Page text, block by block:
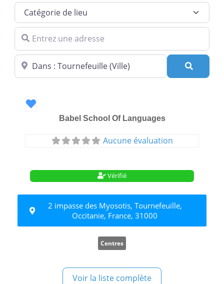
Catégorie de lieu
Entrez une adresse
Dans quelle ville ?
Favori
Babel School Of Languages
Aucune évaluation
Vérifié
2 impasse des Myosotis, Tournefeuille,
Occitanie, France, 31000
Centres
Voir la liste complète